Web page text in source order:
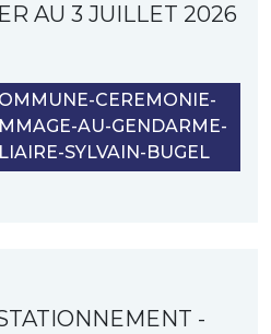
AU 3 JUILLET 2026
CEREMONIE-
AU-GENDARME-
SYLVAIN-BUGEL
-